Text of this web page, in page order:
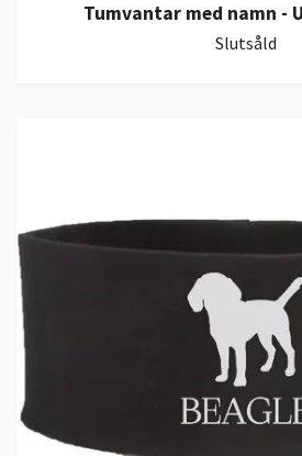
Tumvantar med namn -
Slutsåld